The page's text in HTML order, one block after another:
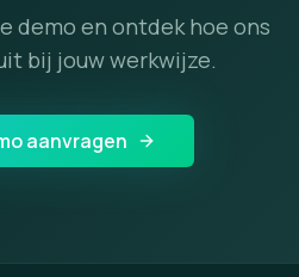
demo en ontdek hoe ons
bij jouw werkwijze.
aanvragen